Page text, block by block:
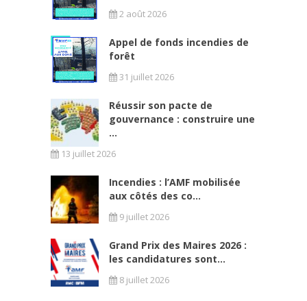
2 août 2026
Appel de fonds incendies de
forêt
31 juillet 2026
Réussir son pacte de
gouvernance : construire une
...
13 juillet 2026
Incendies : l’AMF mobilisée
aux côtés des co...
9 juillet 2026
Grand Prix des Maires 2026 :
les candidatures sont...
8 juillet 2026